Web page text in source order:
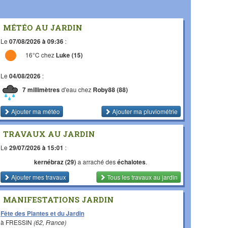
MÉTÉO AU JARDIN
Le 07/08/2026 à 09:36 :
16°C chez Luke (15)
Le 04/08/2026 :
7 millimètresd'eau chez Roby88 (88)
Ajouter ma météo Ajouter ma pluviométrie
TRAVAUX AU JARDIN
Le 29/07/2026 à 15:01 :
kernébraz (29)a arraché deséchalotes.
Ajouter mes travaux
Tous les travauxau jardin
MANIFESTATIONS JARDIN
Fête des Plantes et du Jardin
à FRESSIN (62, France)